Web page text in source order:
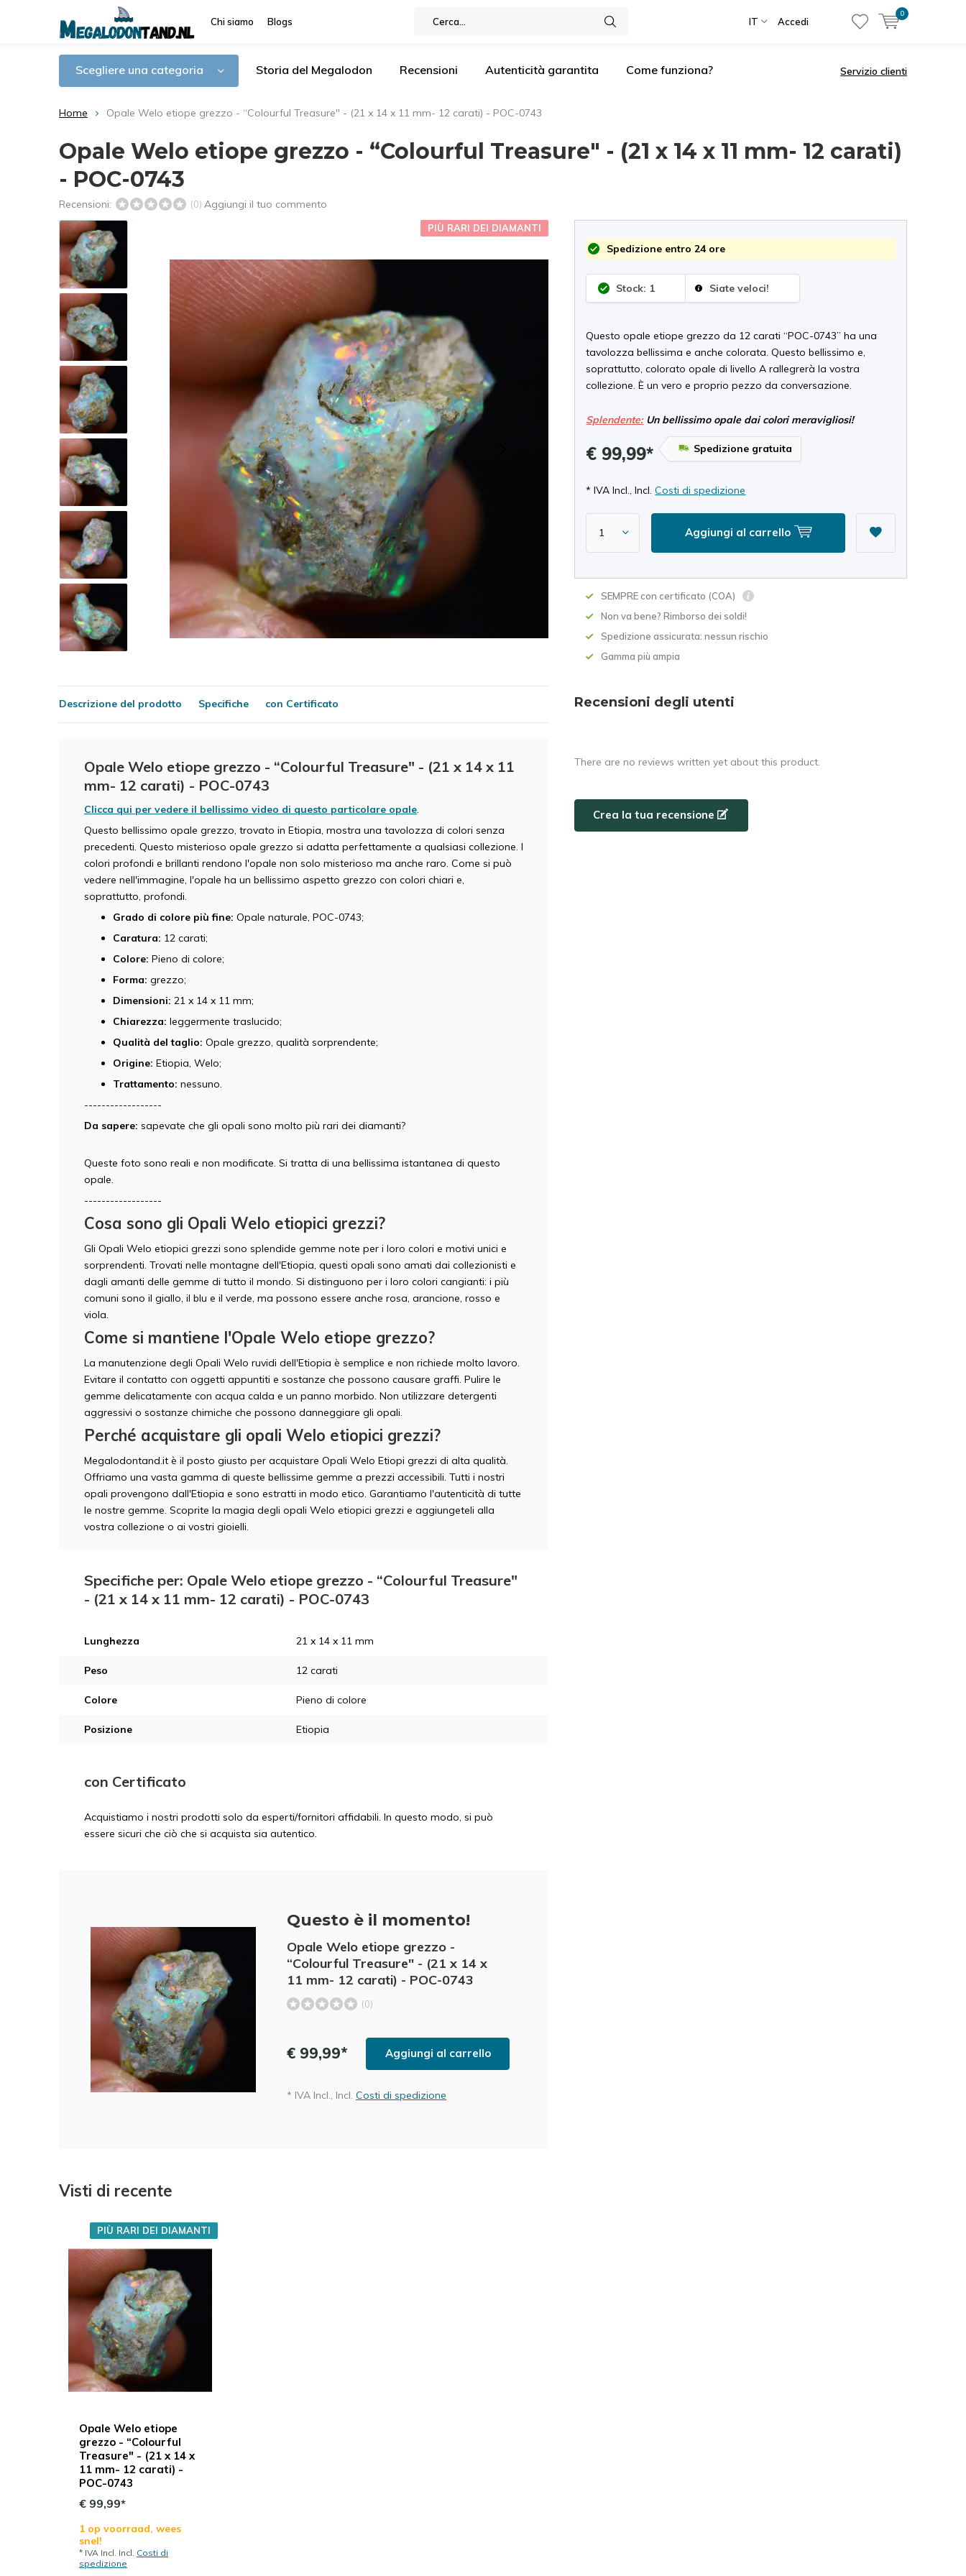
Chi siamo Blogs IT Accedi
0
Scegliere una categoria Storia del Megalodon Recensioni Autenticità garantita Come funziona? Servizio clienti
Home Opale Welo etiope grezzo - “Colourful Treasure" - (21 x 14 x 11 mm- 12 carati) - POC-0743
Opale Welo etiope grezzo - “Colourful Treasure" - (21 x 14 x 11 mm- 12 carati)
- POC-0743
Recensioni: (0) Aggiungi il tuo commento
PIÙ RARI DEI DIAMANTI
Spedizione entro 24 ore
Stock: 1 Siate veloci!
Questo opale etiope grezzo da 12 carati “POC-0743” ha una
tavolozza bellissima e anche colorata. Questo bellissimo e,
soprattutto, colorato opale di livello A rallegrerà la vostra
collezione. È un vero e proprio pezzo da conversazione.
Splendente:Un bellissimo opale dai colori meravigliosi!
€ 99,99* Spedizione gratuita
* IVA Incl., Incl.Costi di spedizione
Aggiungi al carrello
SEMPRE con certificato (COA)
Non va bene? Rimborso dei soldi!
Spedizione assicurata: nessun rischio
Gamma più ampia
Descrizione del prodotto Specifiche con Certificato
Opale Welo etiope grezzo - “Colourful Treasure" - (21 x 14 x 11
mm- 12 carati) - POC-0743
Clicca qui per vedere il bellissimo video di questo particolare opale
Questo bellissimo opale grezzo, trovato in Etiopia, mostra una tavolozza di colori senza
precedenti. Questo misterioso opale grezzo si adatta perfettamente a qualsiasi collezione. I
colori profondi e brillanti rendono l'opale non solo misterioso ma anche raro. Come si può
vedere nell'immagine, l'opale ha un bellissimo aspetto grezzo con colori chiari e,
soprattutto, profondi.
Grado di colore più fine: Opale naturale, POC-0743;
Caratura: 12 carati;
Colore: Pieno di colore;
Forma: grezzo;
Dimensioni: 21 x 14 x 11 mm;
Chiarezza: leggermente traslucido;
Qualità del taglio: Opale grezzo, qualità sorprendente;
Origine: Etiopia, Welo;
Trattamento: nessuno.
------------------
Da sapere: sapevate che gli opali sono molto più rari dei diamanti?
Queste foto sono reali e non modificate. Si tratta di una bellissima istantanea di questo
opale.
------------------
Cosa sono gli Opali Welo etiopici grezzi?
Gli Opali Welo etiopici grezzi sono splendide gemme note per i loro colori e motivi unici e
sorprendenti. Trovati nelle montagne dell'Etiopia, questi opali sono amati dai collezionisti e
dagli amanti delle gemme di tutto il mondo. Si distinguono per i loro colori cangianti: i più
comuni sono il giallo, il blu e il verde, ma possono essere anche rosa, arancione, rosso e
viola.
Come si mantiene l'Opale Welo etiope grezzo?
La manutenzione degli Opali Welo ruvidi dell'Etiopia è semplice e non richiede molto lavoro.
Evitare il contatto con oggetti appuntiti e sostanze che possono causare graffi. Pulire le
gemme delicatamente con acqua calda e un panno morbido. Non utilizzare detergenti
aggressivi o sostanze chimiche che possono danneggiare gli opali.
Perché acquistare gli opali Welo etiopici grezzi?
Megalodontand.it è il posto giusto per acquistare Opali Welo Etiopi grezzi di alta qualità.
Offriamo una vasta gamma di queste bellissime gemme a prezzi accessibili. Tutti i nostri
opali provengono dall'Etiopia e sono estratti in modo etico. Garantiamo l'autenticità di tutte
le nostre gemme. Scoprite la magia degli opali Welo etiopici grezzi e aggiungeteli alla
vostra collezione o ai vostri gioielli.
Specifiche per: Opale Welo etiope grezzo - “Colourful Treasure"
- (21 x 14 x 11 mm- 12 carati) - POC-0743
Lunghezza 21 x 14 x 11 mm
Peso 12 carati
Colore Pieno di colore
Posizione Etiopia
con Certificato
Acquistiamo i nostri prodotti solo da esperti/fornitori affidabili. In questo modo, si può
essere sicuri che ciò che si acquista sia autentico.
Questo è il momento!
Opale Welo etiope grezzo -
“Colourful Treasure" - (21 x 14 x
11 mm- 12 carati) - POC-0743
(0)
€ 99,99* Aggiungi al carrello
* IVA Incl., Incl. Costi di spedizione
Recensioni degli utenti
There are no reviews written yet about this product.
Crea la tua recensione
Visti di recente
Opale Welo etiope
grezzo - “Colourful
Treasure" - (21 x 14 x
11 mm- 12 carati) -
POC-0743
PIÙ RARI DEI DIAMANTI
€ 99,99*
1 op voorraad, wees
snel!
* IVA Incl. Incl. Costi di
spedizione